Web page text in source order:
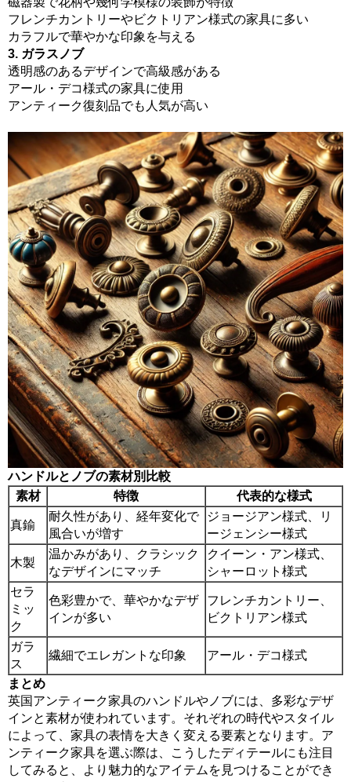
フレンチカントリーやビクトリアン様式の家具に多い
カラフルで華やかな印象を与える
3. ガラスノブ
透明感のあるデザインで高級感がある
アール・デコ様式の家具に使用
アンティーク復刻品でも人気が高い
ハンドルとノブの素材別比較
素材
特徴 代表的な様式
真鍮
耐久性があり、経年変化で
風合いが増す
ジョージアン様式、リ
ージェンシー様式
木製
温かみがあり、クラシック
なデザインにマッチ
クイーン・アン様式、
シャーロット様式
セラ
ミッ
ク
色彩豊かで、華やかなデザ
インが多い
フレンチカントリー、
ビクトリアン様式
ガラ
ス
繊細でエレガントな印象 アール・デコ様式
まとめ
英国アンティーク家具のハンドルやノブには、多彩なデザ
インと素材が使われています。それぞれの時代やスタイル
によって、家具の表情を大きく変える要素となります。ア
ンティーク家具を選ぶ際は、こうしたディテールにも注目
してみると、より魅力的なアイテムを見つけることができ